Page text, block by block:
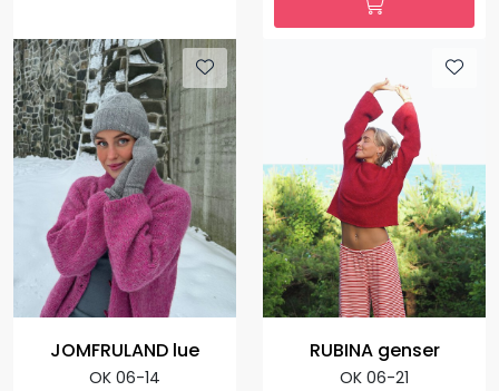
JOMFRULAND lue
OK 06-14
RUBINA genser
OK 06-21